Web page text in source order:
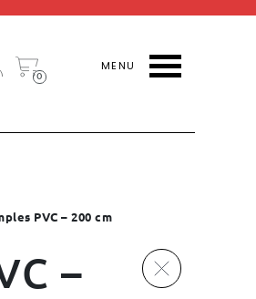
0
PVC – 200 cm
–